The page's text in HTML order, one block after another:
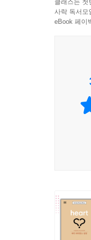
이를 치
과학적이
생명을
있다. 평
이 책의
이어 향후
심장병의
클래스는 첫
사락 독서모
eBook 페이